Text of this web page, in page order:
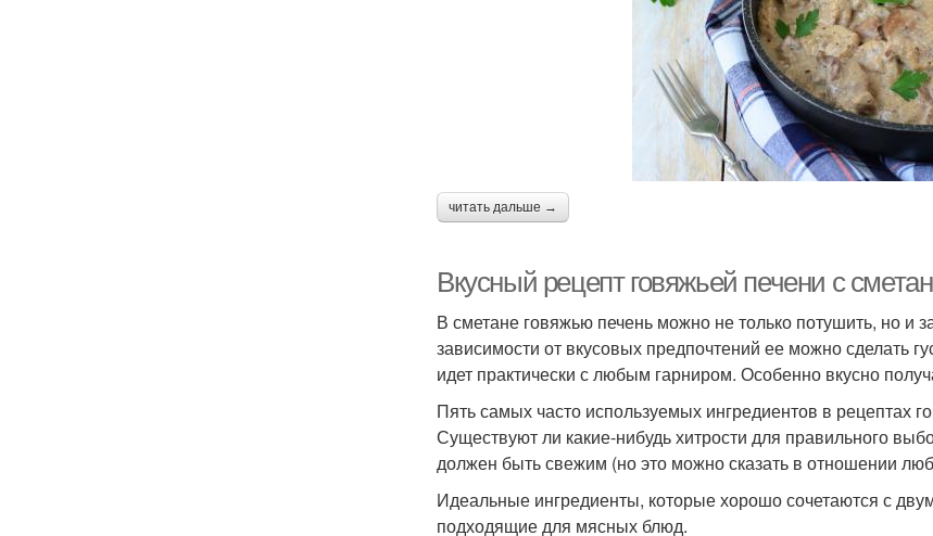
читать дальше →
Вкусный рецепт говяжьей печени с
В сметане говяжью печень можно не только потушить, но и
зависимости от вкусовых предпочтений ее можно сделать
идет практически с любым гарниром. Особенно вкусно
Пять самых часто используемых ингредиентов в рецептах
Существуют ли какие-нибудь хитрости для правильного
должен быть свежим (но это можно сказать в отношении
Идеальные ингредиенты, которые хорошо сочетаются с
подходящие для мясных блюд.